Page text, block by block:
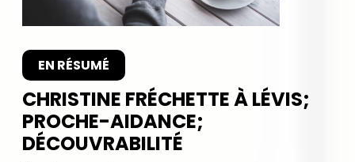
EN RÉSUMÉ
CHRISTINE FRÉCHETTE À LÉVIS;
PROCHE-AIDANCE;
DÉCOUVRABILITÉ